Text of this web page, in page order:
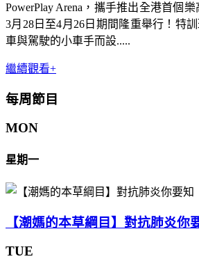
PowerPlay Arena，攜手推出全港首個
3月28日至4月26日期間隆重舉行！特
車與駕駛的小車手而設.....
繼續觀看+
每周節目
MON
星期一
【潮媽的本草綱目】對抗肺炎你
TUE